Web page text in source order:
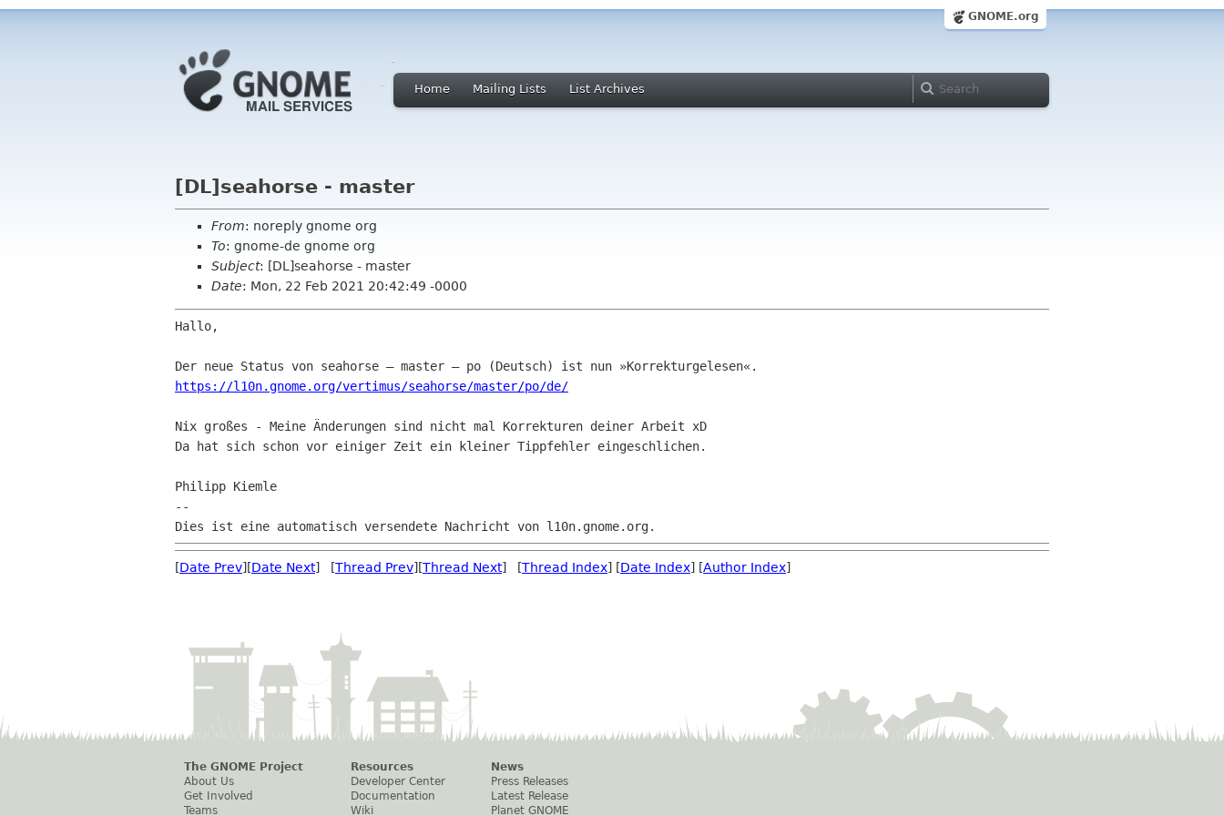
GNOME.org
Home Mailing Lists List Archives
[DL]seahorse - master
From: noreply gnome org
To: gnome-de gnome org
Subject: [DL]seahorse - master
Date: Mon, 22 Feb 2021 20:42:49 -0000
Hallo,
https://l10n.gnome.org/vertimus/seahorse/master/po/de/
Nix großes - Meine Änderungen sind nicht mal Korrekturen deiner Arbeit xD
Da hat sich schon vor einiger Zeit ein kleiner Tippfehler eingeschlichen.
Philipp Kiemle
--
[Date Prev][Date Next] [Thread Prev][Thread Next] [Thread Index] [Date Index] [Author Index]
The GNOME Project
About Us
Get Involved
Teams
Resources
Developer Center
Documentation
Wiki
News
Press Releases
Latest Release
Planet GNOME